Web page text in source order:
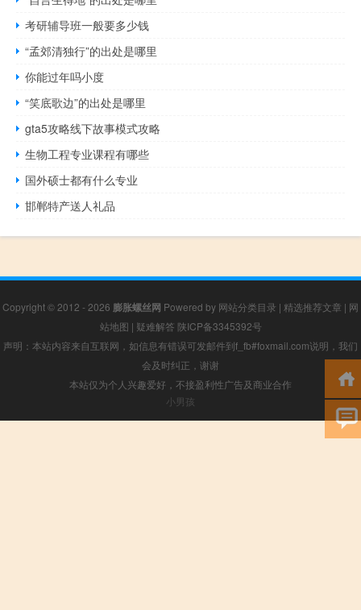
考研辅导班一般要多少钱
“孟郊清独行”的出处是哪里
你能过年吗小度
“笑底歌边”的出处是哪里
gta5攻略线下故事模式攻略
生物工程专业课程有哪些
国外硕士都有什么专业
邯郸特产送人礼品
Copyright © 2012 - 2026 膨胀螺丝网 Powered by 网站分类目录 | 精选推荐文章 | 网
站地图 | 疑难解答 陕ICP备3345392号
声明：本站内容来自互联网，如信息有错误可发邮件到f_fb#foxmail.com说明，我们
会及时纠正，谢谢
本站仅为个人兴趣爱好，不接盈利性广告及商业合作
小男孩